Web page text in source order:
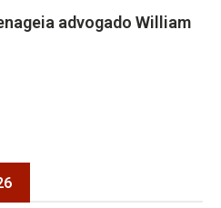
advogado William